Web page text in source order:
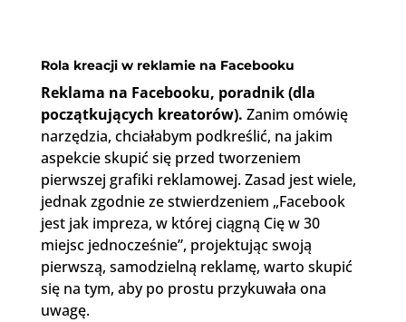
Rola kreacji w reklamie na Facebooku
Reklama na Facebooku, poradnik (dla
początkujących kreatorów). Zanim omówię
narzędzia, chciałabym podkreślić, na jakim
aspekcie skupić się przed tworzeniem
pierwszej grafiki reklamowej. Zasad jest wiele,
jednak zgodnie ze stwierdzeniem „Facebook
jest jak impreza, w której ciągną Cię w 30
miejsc jednocześnie”, projektując swoją
pierwszą, samodzielną reklamę, warto skupić
się na tym, aby po prostu przykuwała ona
uwagę.